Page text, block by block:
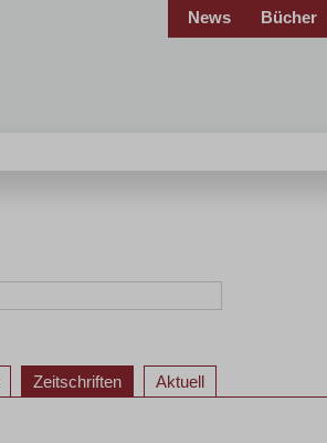
News Bücher
Zeitschriften Aktuell